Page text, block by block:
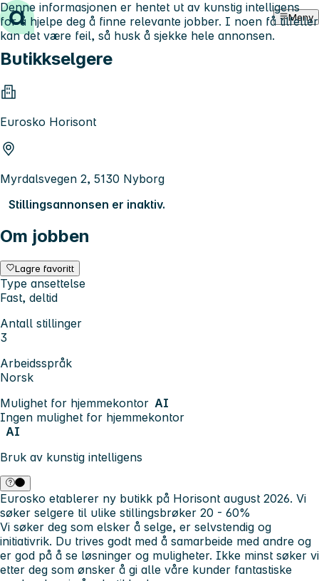
Hopp til innhold Meny
Butikkselgere
Eurosko Horisont
Myrdalsvegen 2, 5130 Nyborg
Stillingsannonsen er inaktiv.
Om jobben
Lagre favoritt
Type ansettelse
Fast, deltid
Antall stillinger
3
Arbeidsspråk
Norsk
Mulighet for hjemmekontor AI
Ingen mulighet for hjemmekontor
AI
Bruk av kunstig intelligens
Denne informasjonen er hentet ut av kunstig intelligens
for å hjelpe deg å finne relevante jobber. I noen få tilfeller
kan det være feil, så husk å sjekke hele annonsen.
Eurosko etablerer ny butikk på Horisont august 2026. Vi
søker selgere til ulike stillingsbrøker 20 - 60%
Vi søker deg som elsker å selge, er selvstendig og
initiativrik. Du trives godt med å samarbeide med andre og
er god på å se løsninger og muligheter. Ikke minst søker vi
etter deg som ønsker å gi alle våre kunder fantastiske